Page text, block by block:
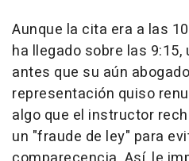
Aunque la cita era a las
ha llegado sobre las
antes que su aún
representación quiso
algo que el instructor
un "fraude de ley" para